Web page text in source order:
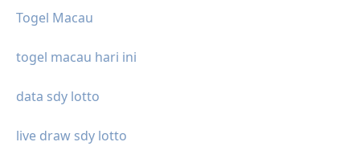
Togel Macau
togel macau hari ini
data sdy lotto
live draw sdy lotto